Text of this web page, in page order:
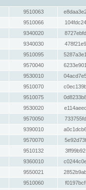
9510063
9510066
9340020
9340030
9510095
9570040
9530010
9510070
9510075
9530020
9570050
9390010
9570070
9510132
9360010
9550021
9510060